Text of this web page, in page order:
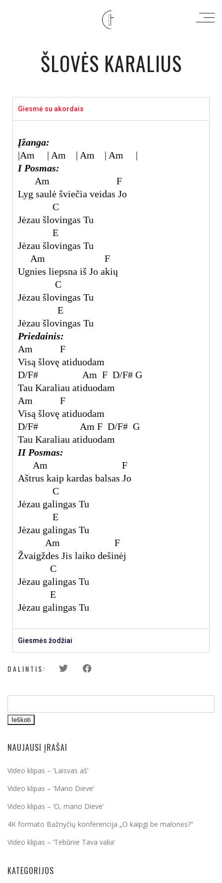
ŠLOVĖS KARALIUS
Giesmė su akordais
Įžanga:
|Am | Am | Am | Am |
I Posmas:
Am F
Lyg saulė šviečia veidas Jo
C
Jėzau šlovingas Tu
E
Jėzau šlovingas Tu
Am F
Ugnies liepsna iš Jo akių
C
Jėzau šlovingas Tu
E
Jėzau šlovingas Tu
Priedainis:
Am F
Visą šlovę atiduodam
D/F# Am F D/F# G
Tau Karaliau atiduodam
Am F
Visą šlovę atiduodam
D/F# Am F D/F# G
Tau Karaliau atiduodam
II Posmas:
Am F
Aštrus kaip kardas balsas Jo
C
Jėzau galingas Tu
E
Jėzau galingas Tu
Am F
Žvaigždes Jis laiko dešinėj
C
Jėzau galingas Tu
E
Jėzau galingas Tu
Giesmės žodžiai
DALINTIS:
Ieškoti
NAUJAUSI ĮRAŠAI
Video klipas – ‘Laisvas aš’
Video klipas – ‘Mano Dieve’
Video klipas – ‘O, mano Dieve’
4K formato Bažnyčių konferencija „O kaipgi be malonės?”
Video klipas – ‘Tebūnie Tava valia’
KATEGORIJOS